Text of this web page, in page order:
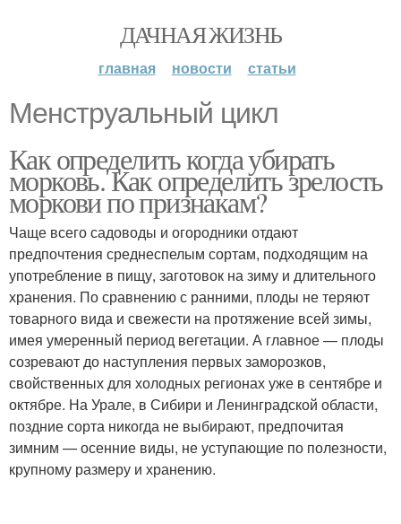
ДАЧНАЯ ЖИЗНЬ
главная новости статьи
Менструальный цикл
Как определить когда убирать
морковь. Как определить зрелость
моркови по признакам?
Чаще всего садоводы и огородники отдают
предпочтения среднеспелым сортам, подходящим на
употребление в пищу, заготовок на зиму и длительного
хранения. По сравнению с ранними, плоды не теряют
товарного вида и свежести на протяжение всей зимы,
имея умеренный период вегетации. А главное — плоды
созревают до наступления первых заморозков,
свойственных для холодных регионах уже в сентябре и
октябре. На Урале, в Сибири и Ленинградской области,
поздние сорта никогда не выбирают, предпочитая
зимним — осенние виды, не уступающие по полезности,
крупному размеру и хранению.